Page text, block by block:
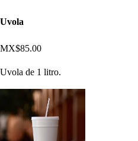
Uvola
MX$85.00
Uvola de 1 litro.